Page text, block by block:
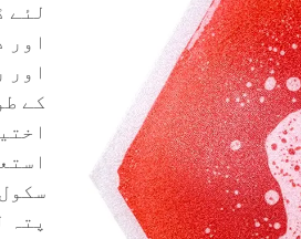
کے
پتہ